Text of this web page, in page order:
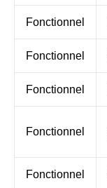
Fonctionnel
Fonctionnel
Fonctionnel
Fonctionnel
Fonctionnel